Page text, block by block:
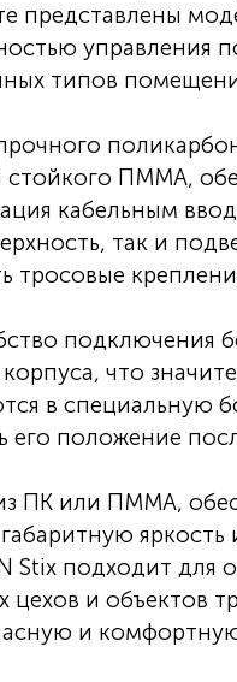
представлены
управления
типов
ПММА,
кабельным
так и
тросовые
подключения
что
в специальную
его положение
ПК или ПММА,
яркость
Stix подходит для
и объектов
и